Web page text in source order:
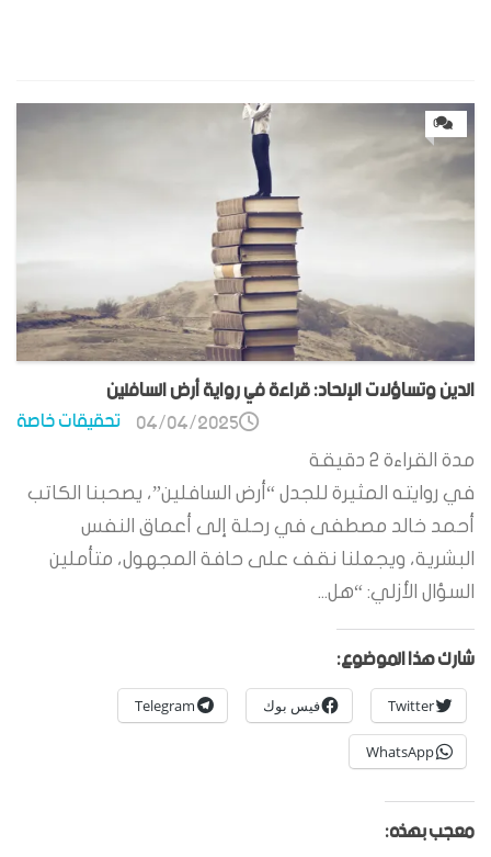
0
الدين وتساؤلات الإلحاد: قراءة في رواية أرض السافلين
تحقيقات خاصة 04/04/2025
مدة القراءة 2 دقيقة
في روايته المثيرة للجدل “أرض السافلين”، يصحبنا الكاتب
أحمد خالد مصطفى في رحلة إلى أعماق النفس
البشرية، ويجعلنا نقف على حافة المجهول، متأملين
السؤال الأزلي: “هل...
شارك هذا الموضوع:
Twitter فيس بوك Telegram
WhatsApp
معجب بهذه: